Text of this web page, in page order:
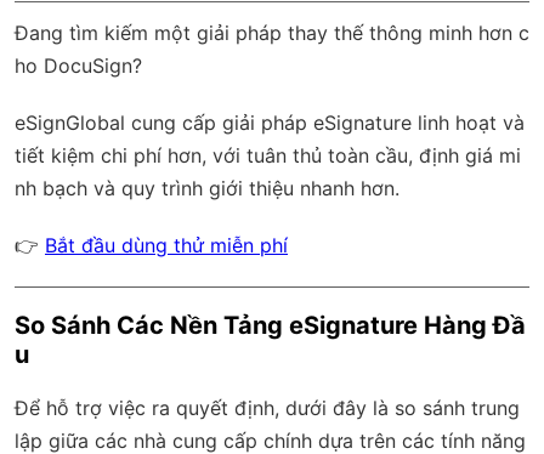
Đang tìm kiếm một giải pháp thay thế thông minh hơn c
ho DocuSign?
eSignGlobal cung cấp giải pháp eSignature linh hoạt và
tiết kiệm chi phí hơn, với tuân thủ toàn cầu, định giá mi
nh bạch và quy trình giới thiệu nhanh hơn.
👉 Bắt đầu dùng thử miễn phí
So Sánh Các Nền Tảng eSignature Hàng Đầ
u
Để hỗ trợ việc ra quyết định, dưới đây là so sánh trung
lập giữa các nhà cung cấp chính dựa trên các tính năng